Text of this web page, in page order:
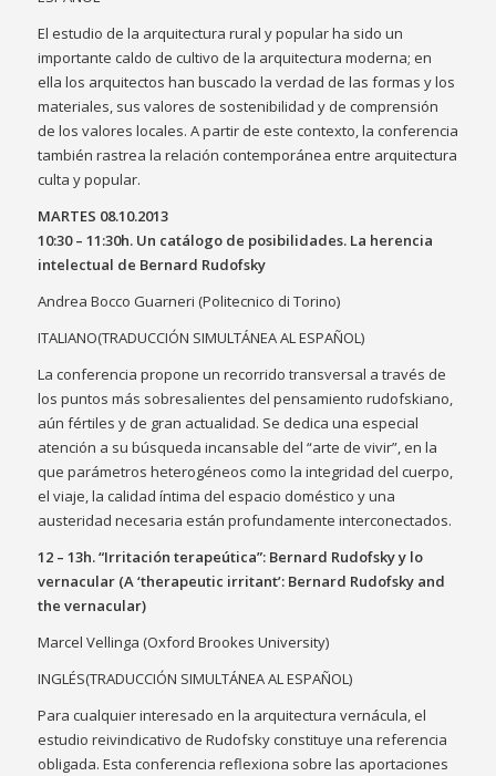
El estudio de la arquitectura rural y popular ha sido un
importante caldo de cultivo de la arquitectura moderna; en
ella los arquitectos han buscado la verdad de las formas y los
materiales, sus valores de sostenibilidad y de comprensión
de los valores locales. A partir de este contexto, la conferencia
también rastrea la relación contemporánea entre arquitectura
culta y popular.
MARTES 08.10.2013
10:30 – 11:30h. Un catálogo de posibilidades. La herencia
intelectual de Bernard Rudofsky
Andrea Bocco Guarneri (Politecnico di Torino)
ITALIANO(TRADUCCIÓN SIMULTÁNEA AL ESPAÑOL)
La conferencia propone un recorrido transversal a través de
los puntos más sobresalientes del pensamiento rudofskiano,
aún fértiles y de gran actualidad. Se dedica una especial
atención a su búsqueda incansable del “arte de vivir”, en la
que parámetros heterogéneos como la integridad del cuerpo,
el viaje, la calidad íntima del espacio doméstico y una
austeridad necesaria están profundamente interconectados.
12 – 13h. “Irritación terapeútica”: Bernard Rudofsky y lo
vernacular (A ‘therapeutic irritant’: Bernard Rudofsky and
the vernacular)
Marcel Vellinga (Oxford Brookes University)
INGLÉS(TRADUCCIÓN SIMULTÁNEA AL ESPAÑOL)
Para cualquier interesado en la arquitectura vernácula, el
estudio reivindicativo de Rudofsky constituye una referencia
obligada. Esta conferencia reflexiona sobre las aportaciones